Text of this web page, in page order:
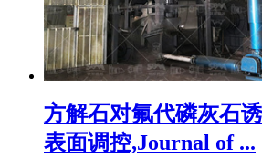
方解石对氟代磷灰石
表面调控,Journal of ...